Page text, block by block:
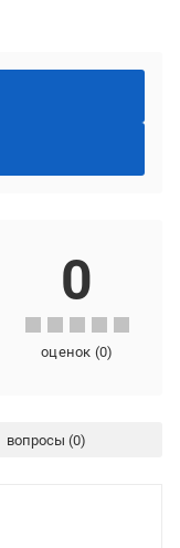
0
оценок (0)
вопросы